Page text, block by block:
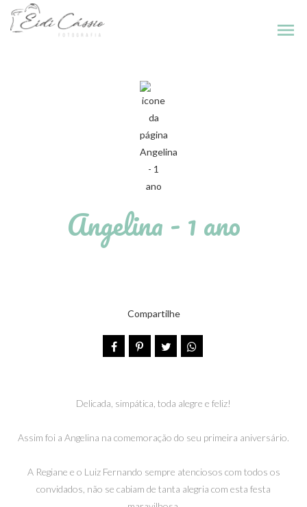
menu
Angelina - 1 ano
Compartilhe
Delicada, simpática, toda alegre e feliz!
Assim foi a Angelina na comemoração do seu primeira aniversário.
A Regiane e o Luiz Fernando sempre atenciosos com todos os
convidados, não se cabiam de tanta alegria com esta festa